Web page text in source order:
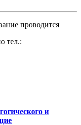
проводится
тел.:
и